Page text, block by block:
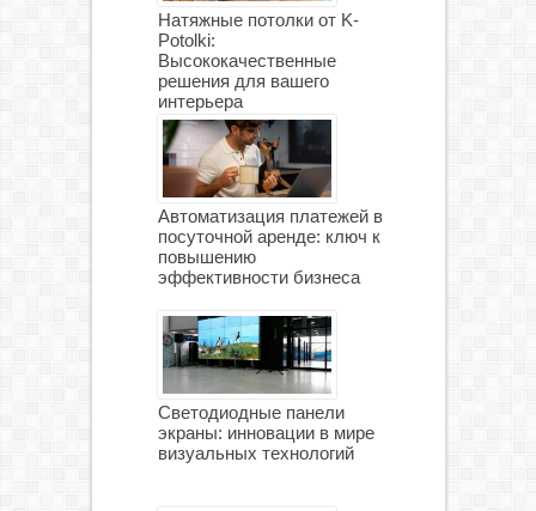
Натяжные потолки от K-
Potolki:
Высококачественные
решения для вашего
интерьера
Автоматизация платежей в
посуточной аренде: ключ к
повышению
эффективности бизнеса
Светодиодные панели
экраны: инновации в мире
визуальных технологий